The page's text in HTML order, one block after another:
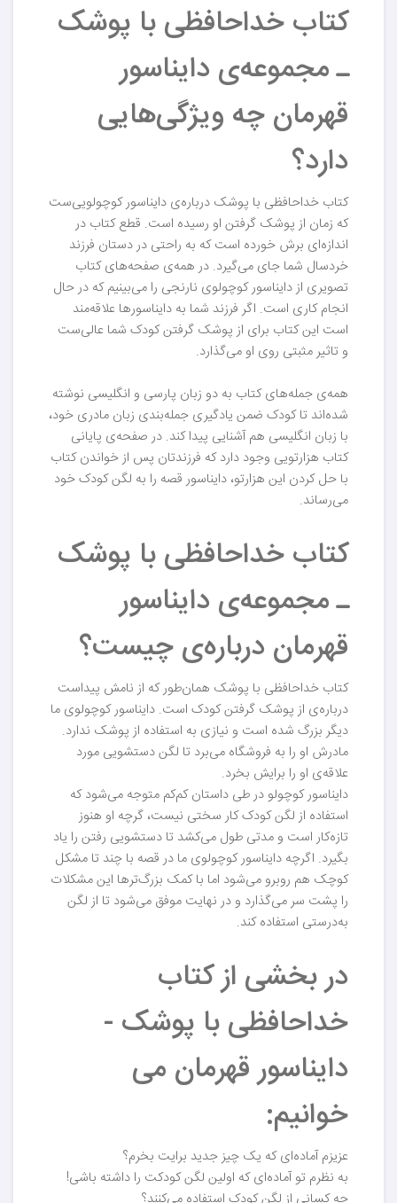
کتاب خداحافظی با پوشک
ـ مجموعه‌ی دایناسور
قهرمان چه ویژگی‌هایی
دارد؟
کتاب خداحافظی با پوشک درباره‌ی دایناسور کوچولویی‌ست
که زمان از پوشک گرفتن او رسیده است. قطع کتاب در
اندازه‌ای برش خورده است که به راحتی در دستان فرزند
خردسال شما جای می‌گیرد. در همه‌ی صفحه‌های کتاب
تصویری از دایناسور کوچولوی نارنجی را می‌بینیم که در حال
انجام کاری است. اگر فرزند شما به دایناسورها علاقه‌مند
است این کتاب برای از پوشک گرفتن کودک شما عالی‌ست
و تاثیر مثبتی روی او می‌گذارد.
همه‌ی جمله‌های کتاب به دو زبان پارسی و انگلیسی نوشته
شده‌اند تا کودک ضمن یادگیری جمله‌بندی زبان مادری خود،
با زبان انگلیسی هم آشنایی پیدا کند. در صفحه‌ی پایانی
کتاب هزارتویی وجود دارد که فرزندتان پس از خواندن کتاب
با حل کردن این هزارتو، دایناسور قصه را به لگن کودک خود
می‌رساند.
کتاب خداحافظی با پوشک
ـ مجموعه‌ی دایناسور
قهرمان درباره‌ی چیست؟
کتاب خداحافظی با پوشک همان‌طور که از نامش پیداست
درباره‌ی از پوشک گرفتن کودک است. دایناسور کوچولوی ما
دیگر بزرگ شده است و نیازی به استفاده از پوشک ندارد.
مادرش او را به فروشگاه می‌برد تا لگن دستشویی مورد
علاقه‌ی او را برایش بخرد.
دایناسور کوچولو در طی داستان کم‌کم متوجه می‌شود که
استفاده از لگن کودک کار سختی نیست، گرچه او هنوز
تازه‌کار است و مدتی طول می‌کشد تا دستشویی رفتن را یاد
بگیرد. اگرچه دایناسور کوچولوی ما در قصه با چند تا مشکل
کوچک هم روبرو می‌شود اما با کمک بزرگ‌ترها این مشکلات
را پشت سر می‌گذارد و در نهایت موفق می‌شود تا از لگن
به‌درستی استفاده کند.
در بخشی از کتاب
خداحافظی با پوشک -
دایناسور قهرمان می
خوانیم:
عزیزم آماده‌ای که یک چیز جدید برایت بخرم؟
به نظرم تو آماده‌ای که اولین لگن کودکت را داشته باشی!